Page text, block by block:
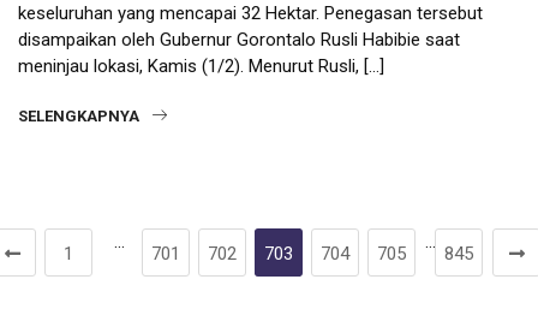
keseluruhan yang mencapai 32 Hektar. Penegasan tersebut
disampaikan oleh Gubernur Gorontalo Rusli Habibie saat
meninjau lokasi, Kamis (1/2). Menurut Rusli, […]
SELENGKAPNYA
1
…
701 702 703 704 705
…
845